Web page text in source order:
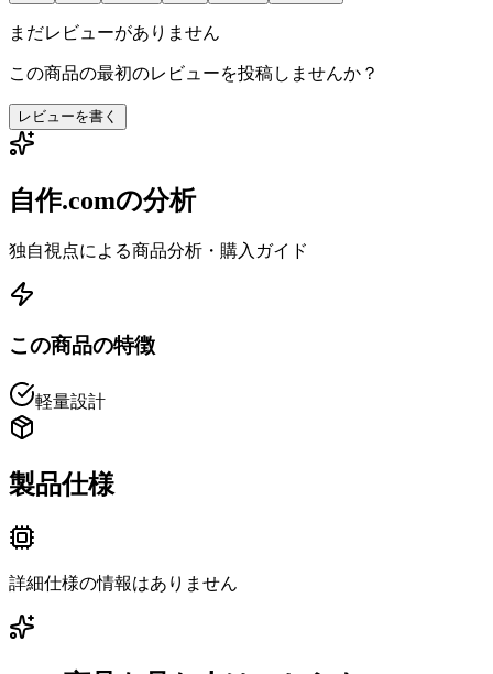
まだレビューがありません
この商品の最初のレビューを投稿しませんか？
レビューを書く
自作.comの分析
独自視点による商品分析・購入ガイド
この商品の特徴
軽量設計
製品仕様
詳細仕様の情報はありません